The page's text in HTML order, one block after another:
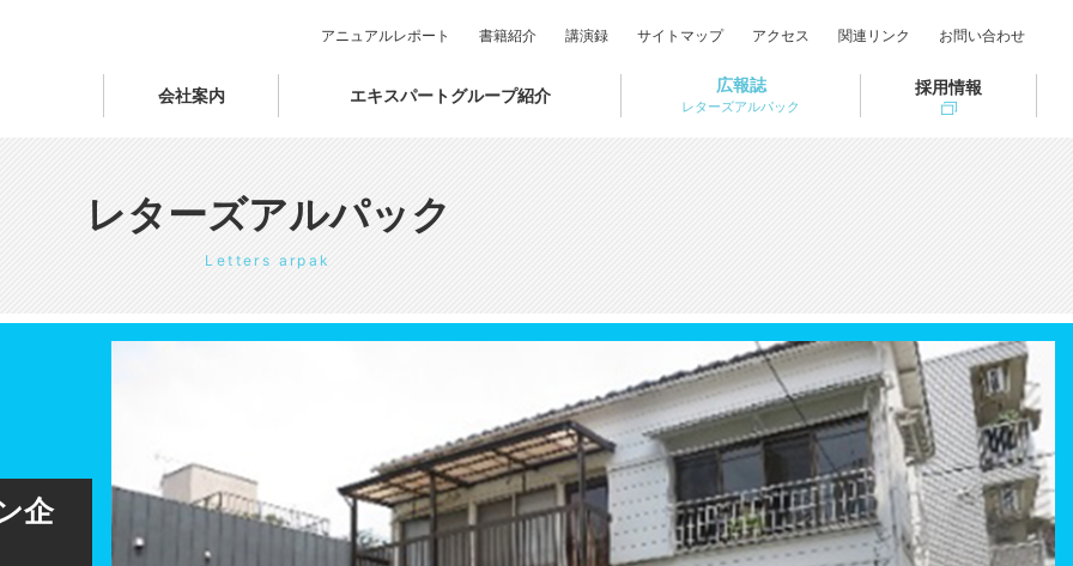
会社案内 エキスパートグループ紹介
広報誌
レターズアルパック
採用情報
アニュアルレポート 書籍紹介 講演録 サイトマップ アクセス 関連リンク お問い合わせ
レターズアルパック
Letters arpak
企